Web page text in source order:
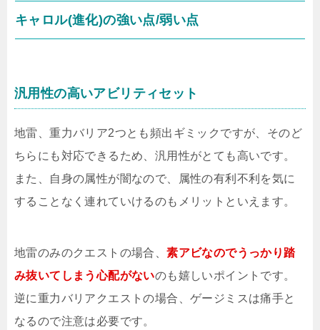
キャロル(進化)の強い点/弱い点
汎用性の高いアビリティセット
地雷、重力バリア2つとも頻出ギミックですが、そのど
ちらにも対応できるため、汎用性がとても高いです。
また、自身の属性が闇なので、属性の有利不利を気に
することなく連れていけるのもメリットといえます。
地雷のみのクエストの場合、素アビなのでうっかり踏
み抜いてしまう心配がないのも嬉しいポイントです。
逆に重力バリアクエストの場合、ゲージミスは痛手と
なるので注意は必要です。